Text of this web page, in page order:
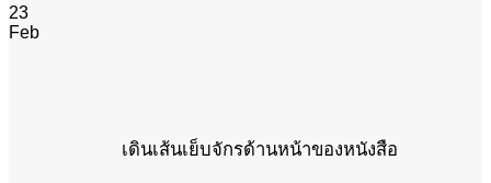
23
Feb
เดินเส้นเย็บจักรด้านหน้าของหนังสือ